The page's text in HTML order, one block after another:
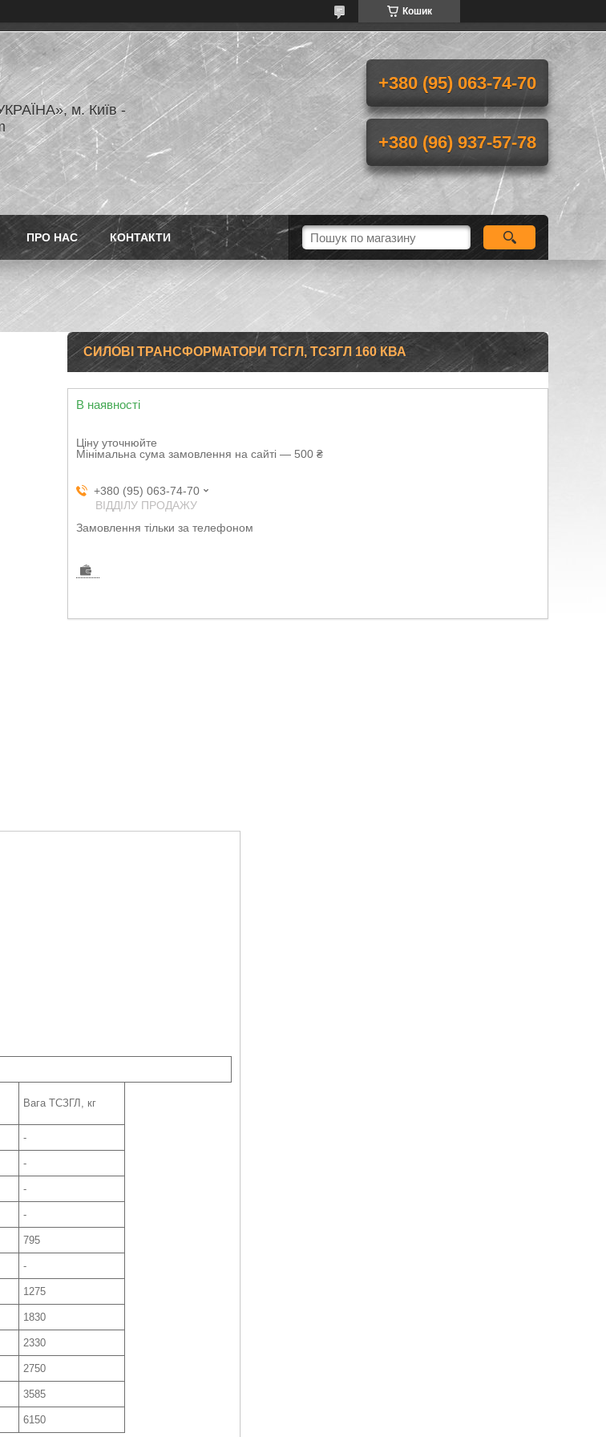
Кошик
м. Київ -
+380 (95) 063-74-70
+380 (96) 937-57-78
ПРО НАС КОНТАКТИ
СИЛОВІ ТРАНСФОРМАТОРИ ТСГЛ, ТСЗГЛ 160 КВА
В наявності
Ціну уточнюйте
Мінімальна сума замовлення на сайті — 500 ₴
+380 (95) 063-74-70
ВІДДІЛУ ПРОДАЖУ
Замовлення тільки за телефоном
Вага ТСЗГЛ, кг
-
-
-
-
795
-
1275
1830
2330
2750
3585
6150